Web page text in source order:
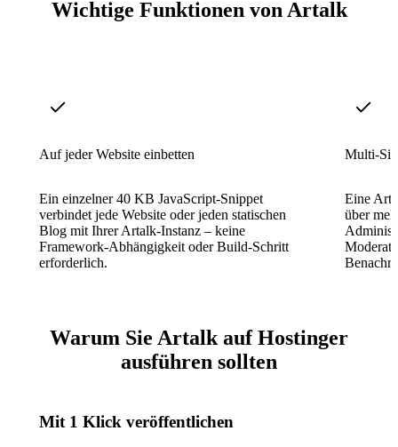
Wichtige Funktionen von Artalk
Auf jeder Website einbetten
Ein einzelner 40 KB JavaScript-Snippet
verbindet jede Website oder jeden statischen
Blog mit Ihrer Artalk-Instanz – keine
Framework-Abhängigkeit oder Build-Schritt
erforderlich.
Multi-
Eine
über
Warum Sie Artalk auf Hostinger
ausführen sollten
Mit 1 Klick veröffentlichen